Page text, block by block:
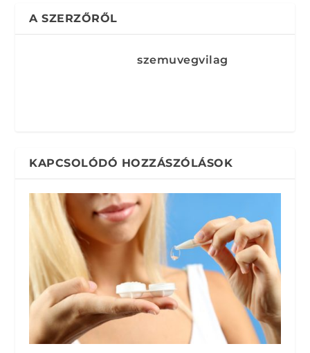
A SZERZŐRŐL
szemuvegvilag
KAPCSOLÓDÓ HOZZÁSZÓLÁSOK